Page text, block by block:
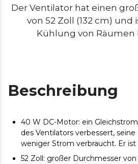
Der Ventilator hat einen
von 52 Zoll (132 cm) und
Kühlung von Räumen
Beschreibung
40 W DC-Motor: ein
des Ventilators verbessert,
weniger Strom verbraucht. Er ist
52 Zoll: großer Durchmesser